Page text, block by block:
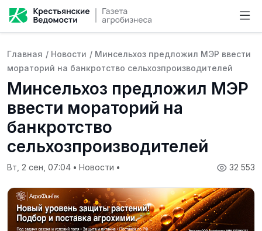
Главная / Новости / Минсельхоз предложил МЭР ввести
мораторий на банкротство сельхозпроизводителей
Минсельхоз предложил МЭР
ввести мораторий на
банкротство
сельхозпроизводителей
32 553
Вт, 2 сен, 07:04 • Новости •